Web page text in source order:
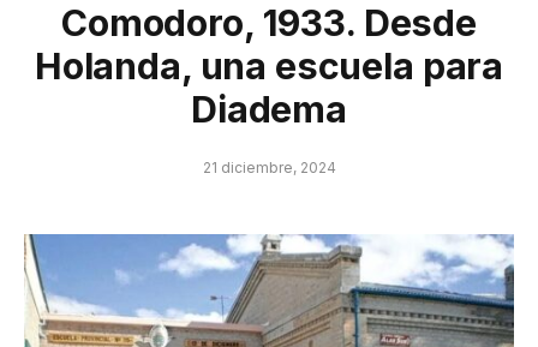
Comodoro, 1933. Desde
Holanda, una escuela para
Diadema
21 diciembre, 2024